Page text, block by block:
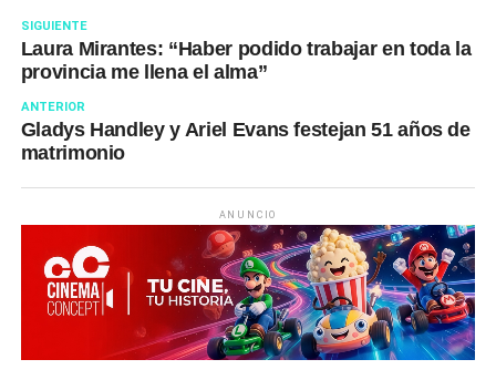
SIGUIENTE
Laura Mirantes: “Haber podido trabajar en toda la
provincia me llena el alma”
ANTERIOR
Gladys Handley y Ariel Evans festejan 51 años de
matrimonio
ANUNCIO